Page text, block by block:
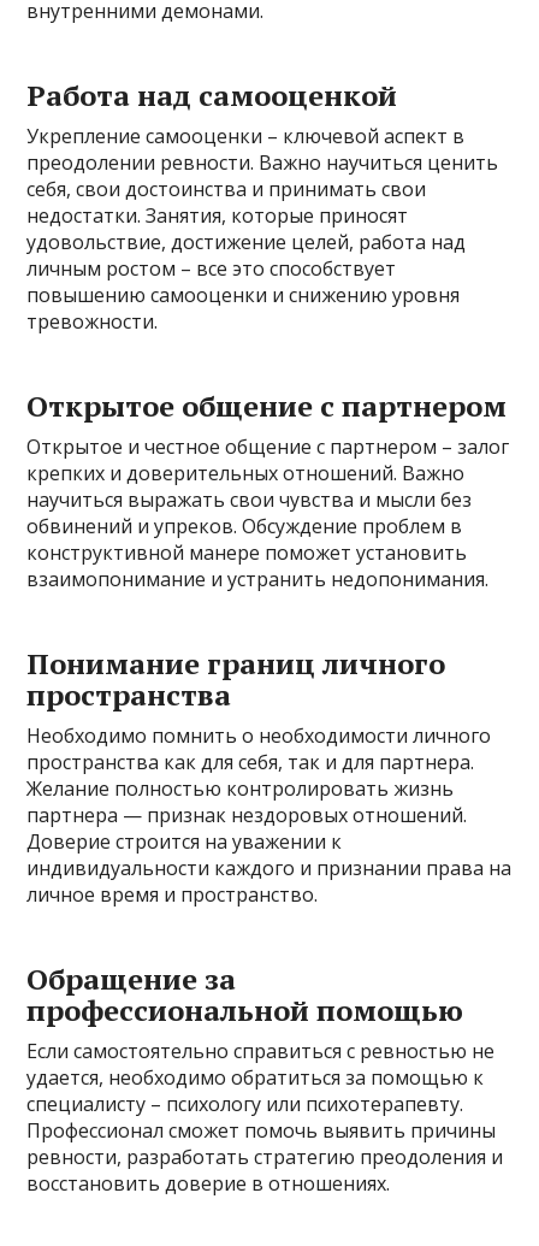
внутренними демонами.
Работа над самооценкой
Укрепление самооценки – ключевой аспект в
преодолении ревности. Важно научиться ценить
себя, свои достоинства и принимать свои
недостатки. Занятия, которые приносят
удовольствие, достижение целей, работа над
личным ростом – все это способствует
повышению самооценки и снижению уровня
тревожности.
Открытое общение с партнером
Открытое и честное общение с партнером – залог
крепких и доверительных отношений. Важно
научиться выражать свои чувства и мысли без
обвинений и упреков. Обсуждение проблем в
конструктивной манере поможет установить
взаимопонимание и устранить недопонимания.
Понимание границ личного
пространства
Необходимо помнить о необходимости личного
пространства как для себя, так и для партнера.
Желание полностью контролировать жизнь
партнера — признак нездоровых отношений.
Доверие строится на уважении к
индивидуальности каждого и признании права на
личное время и пространство.
Обращение за
профессиональной помощью
Если самостоятельно справиться с ревностью не
удается, необходимо обратиться за помощью к
специалисту – психологу или психотерапевту.
Профессионал сможет помочь выявить причины
ревности, разработать стратегию преодоления и
восстановить доверие в отношениях.